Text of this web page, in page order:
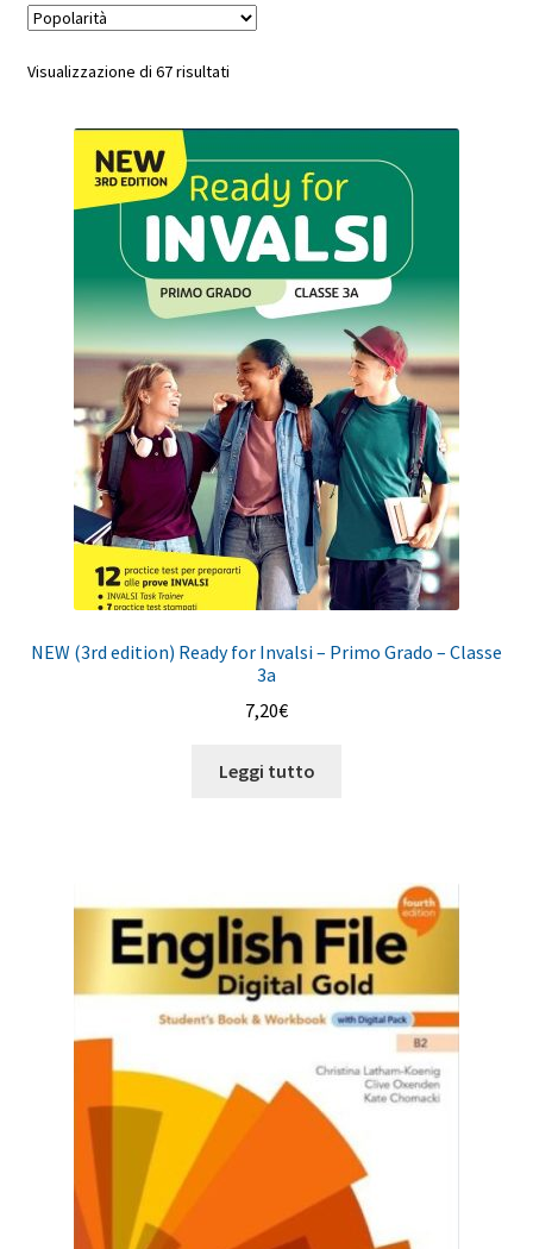
Visualizzazione di 67 risultatiPopolarità
NEW (3rd edition) Ready for Invalsi – Primo Grado – Classe
3a
7,20€
Leggi tutto